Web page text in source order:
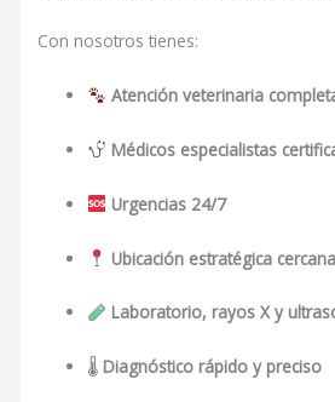
Con nosotros tienes:
Atención veterinaria
Médicos especialistas
Urgencias 24/7
Ubicación estratégica
Laboratorio, rayos X y
🌡 Diagnóstico rápido y preciso